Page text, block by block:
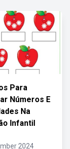
Para
Números E
Na
Infantil
2024